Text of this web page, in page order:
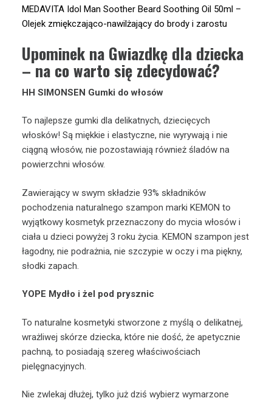
MEDAVITA Idol Man Soother Beard Soothing Oil 50ml –
Olejek zmiękczająco-nawilżający do brody i zarostu
Upominek na Gwiazdkę dla dziecka
– na co warto się zdecydować?
HH SIMONSEN Gumki do włosów
To najlepsze gumki dla delikatnych, dziecięcych
włosków! Są miękkie i elastyczne, nie wyrywają i nie
ciągną włosów, nie pozostawiają również śladów na
powierzchni włosów.
Zawierający w swym składzie 93% składników
pochodzenia naturalnego szampon marki KEMON to
wyjątkowy kosmetyk przeznaczony do mycia włosów i
ciała u dzieci powyżej 3 roku życia. KEMON szampon jest
łagodny, nie podrażnia, nie szczypie w oczy i ma piękny,
słodki zapach.
YOPE Mydło i żel pod prysznic
To naturalne kosmetyki stworzone z myślą o delikatnej,
wrażliwej skórze dziecka, które nie dość, że apetycznie
pachną, to posiadają szereg właściwościach
pielęgnacyjnych.
Nie zwlekaj dłużej, tylko już dziś wybierz wymarzone